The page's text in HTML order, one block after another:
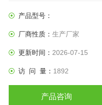
用于密封要求严格的场合，
产品型号：
厂商性质： 生产厂家
更新时间： 2026-07-15
访 问 量： 1892
产品咨询